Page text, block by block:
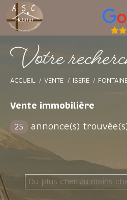
Voterecherc
ACCUEIL VENTE ISERE
Vente immobilière
25 annonce(s)
Tri par
Du plus cher au moins
Effectuer une
et trouver le bien qui
critères
Type d'offre
Type de bien